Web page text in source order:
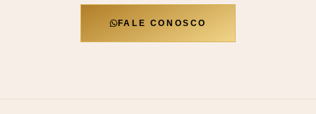
FALE CONOSCO